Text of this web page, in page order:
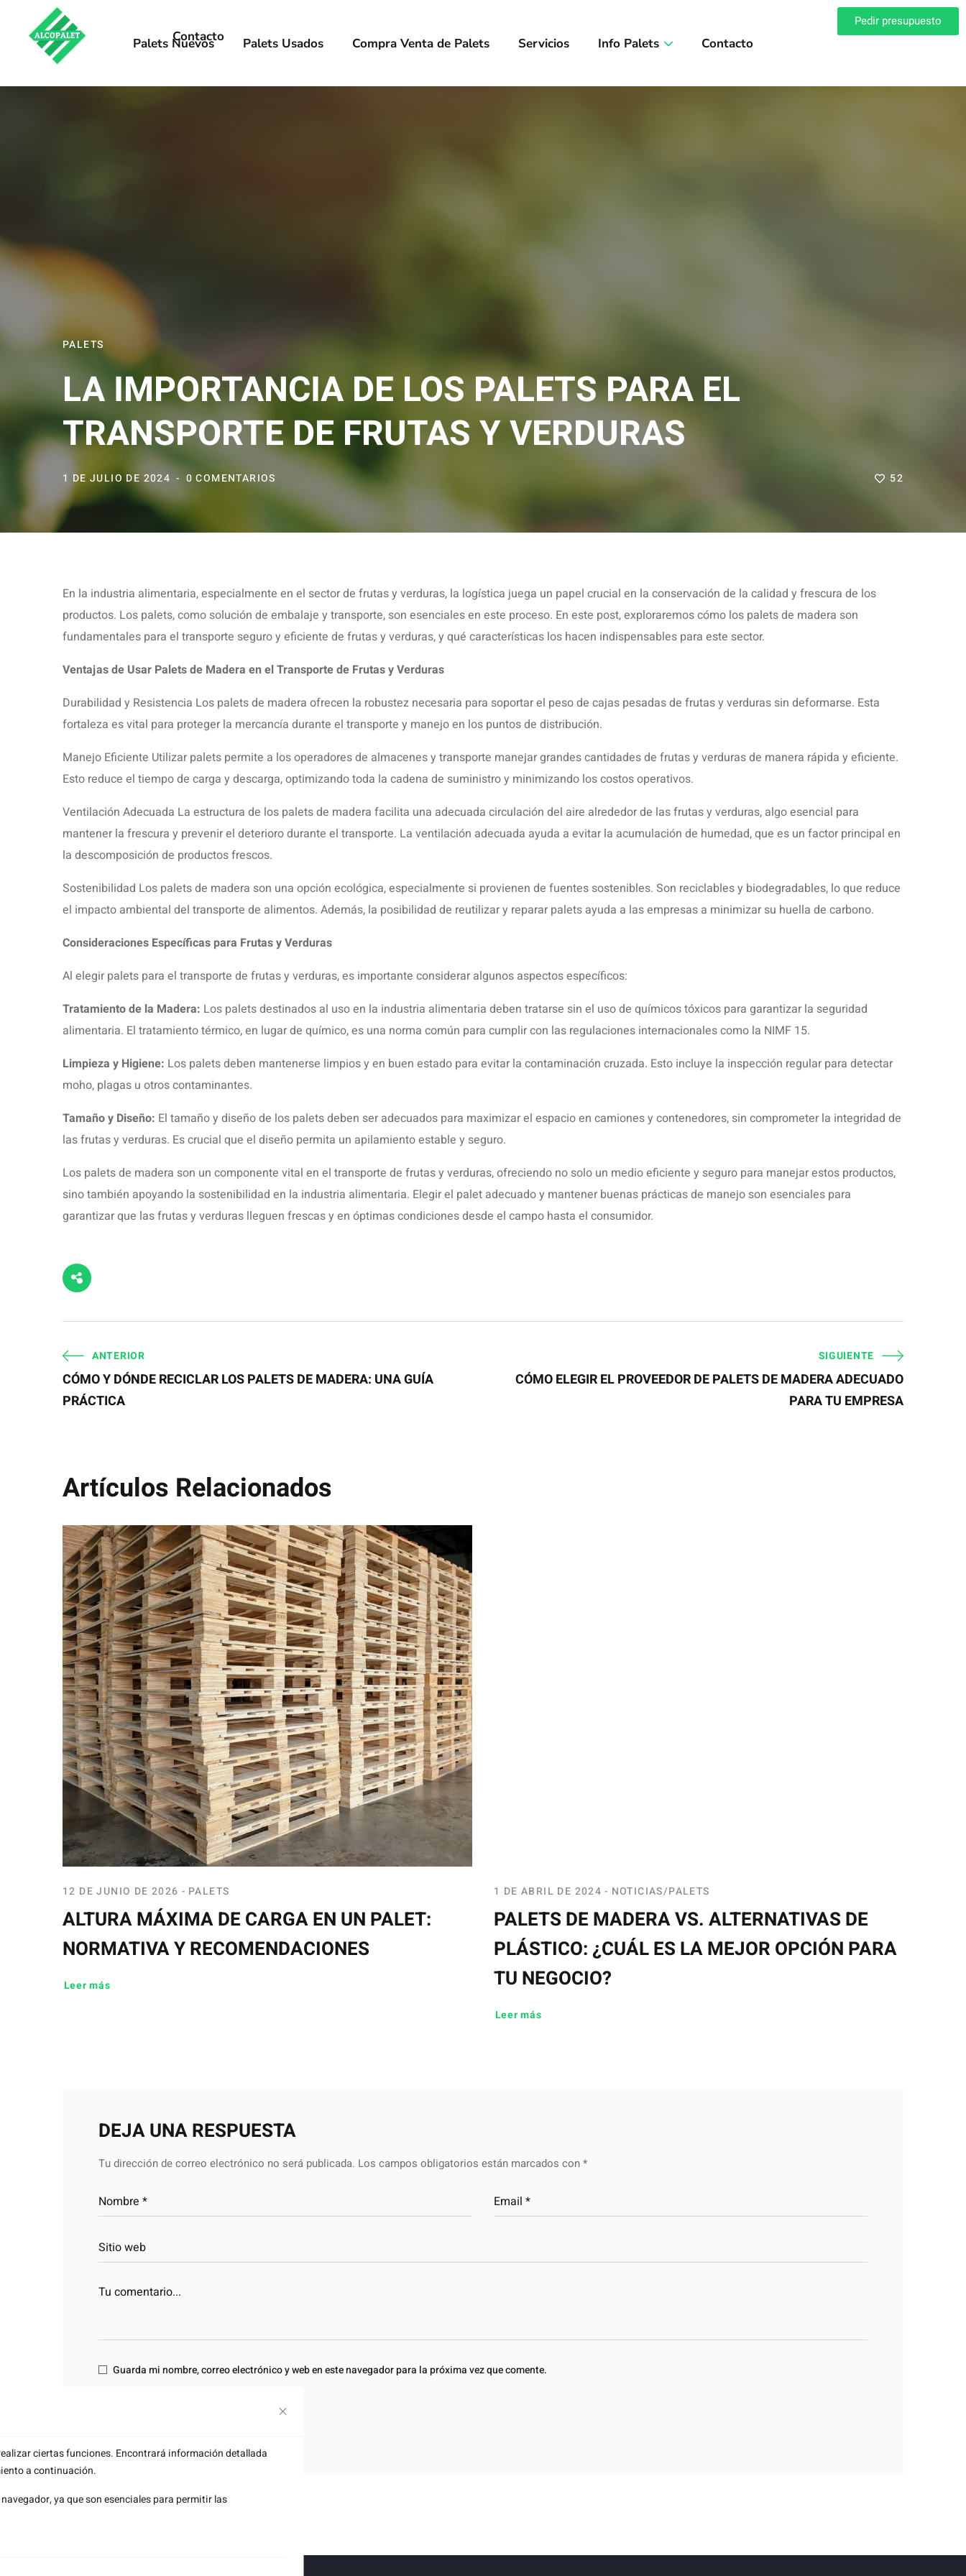
ciertas funciones. Encontrará información detallada
a continuación.
ya que son esenciales para permitir las
Contacto
Palets Nuevos Palets Usados Compra Venta de Palets Servicios Info Palets Contacto
Pedir presupuesto
PALETS
LA IMPORTANCIA DE LOS PALETS PARA EL
TRANSPORTE DE FRUTAS Y VERDURAS
1 DE JULIO DE 2024 0 COMENTARIOS 52
En la industria alimentaria, especialmente en el sector de frutas y verduras, la logística juega un papel crucial en la conservación de la calidad y frescura de los
productos. Los palets, como solución de embalaje y transporte, son esenciales en este proceso. En este post, exploraremos cómo los palets de madera son
fundamentales para el transporte seguro y eficiente de frutas y verduras, y qué características los hacen indispensables para este sector.
Ventajas de Usar Palets de Madera en el Transporte de Frutas y Verduras
Durabilidad y Resistencia Los palets de madera ofrecen la robustez necesaria para soportar el peso de cajas pesadas de frutas y verduras sin deformarse. Esta
fortaleza es vital para proteger la mercancía durante el transporte y manejo en los puntos de distribución.
Manejo Eficiente Utilizar palets permite a los operadores de almacenes y transporte manejar grandes cantidades de frutas y verduras de manera rápida y eficiente.
Esto reduce el tiempo de carga y descarga, optimizando toda la cadena de suministro y minimizando los costos operativos.
Ventilación Adecuada La estructura de los palets de madera facilita una adecuada circulación del aire alrededor de las frutas y verduras, algo esencial para
mantener la frescura y prevenir el deterioro durante el transporte. La ventilación adecuada ayuda a evitar la acumulación de humedad, que es un factor principal en
la descomposición de productos frescos.
Sostenibilidad Los palets de madera son una opción ecológica, especialmente si provienen de fuentes sostenibles. Son reciclables y biodegradables, lo que reduce
el impacto ambiental del transporte de alimentos. Además, la posibilidad de reutilizar y reparar palets ayuda a las empresas a minimizar su huella de carbono.
Consideraciones Específicas para Frutas y Verduras
Al elegir palets para el transporte de frutas y verduras, es importante considerar algunos aspectos específicos:
Tratamiento de la Madera: Los palets destinados al uso en la industria alimentaria deben tratarse sin el uso de químicos tóxicos para garantizar la seguridad
alimentaria. El tratamiento térmico, en lugar de químico, es una norma común para cumplir con las regulaciones internacionales como la NIMF 15.
Limpieza y Higiene: Los palets deben mantenerse limpios y en buen estado para evitar la contaminación cruzada. Esto incluye la inspección regular para detectar
moho, plagas u otros contaminantes.
Tamaño y Diseño: El tamaño y diseño de los palets deben ser adecuados para maximizar el espacio en camiones y contenedores, sin comprometer la integridad de
las frutas y verduras. Es crucial que el diseño permita un apilamiento estable y seguro.
Los palets de madera son un componente vital en el transporte de frutas y verduras, ofreciendo no solo un medio eficiente y seguro para manejar estos productos,
sino también apoyando la sostenibilidad en la industria alimentaria. Elegir el palet adecuado y mantener buenas prácticas de manejo son esenciales para
garantizar que las frutas y verduras lleguen frescas y en óptimas condiciones desde el campo hasta el consumidor.
ANTERIOR
CÓMO Y DÓNDE RECICLAR LOS PALETS DE MADERA: UNA GUÍA
PRÁCTICA
SIGUIENTE
CÓMO ELEGIR EL PROVEEDOR DE PALETS DE MADERA ADECUADO
PARA TU EMPRESA
Artículos Relacionados
12 DE JUNIO DE 2026 PALETS
ALTURA MÁXIMA DE CARGA EN UN PALET:
NORMATIVA Y RECOMENDACIONES
Leer más
1 DE ABRIL DE 2024 NOTICIAS PALETS
PALETS DE MADERA VS. ALTERNATIVAS DE
PLÁSTICO: ¿CUÁL ES LA MEJOR OPCIÓN PARA
TU NEGOCIO?
Leer más
DEJA UNA RESPUESTA
Tu dirección de correo electrónico no será publicada. Los campos obligatorios están marcados con*
Guarda mi nombre, correo electrónico y web en este navegador para la próxima vez que comente.